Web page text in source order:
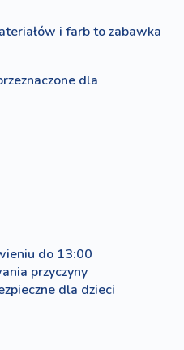
i farb to zabawka
dla
do 13:00
przyczyny
dla dzieci